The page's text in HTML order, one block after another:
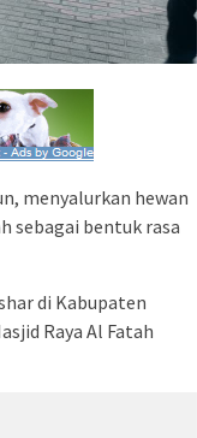
menyalurkan hewan
sebagai bentuk rasa
di Kabupaten
Raya Al Fatah